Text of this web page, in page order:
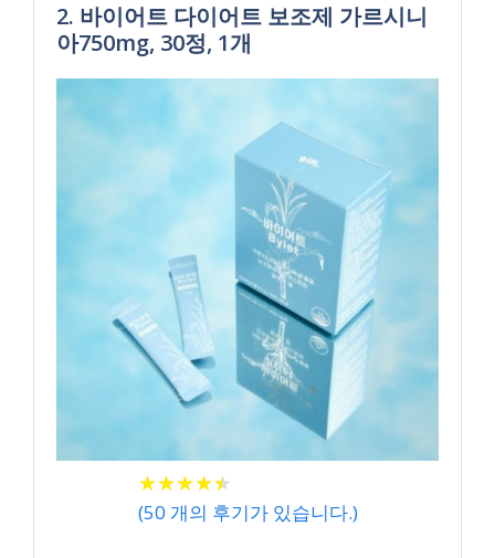
2. 바이어트 다이어트 보조제 가르시니
아750mg, 30정, 1개
★★★★★
★★★★★
(50 개의 후기가 있습니다.)